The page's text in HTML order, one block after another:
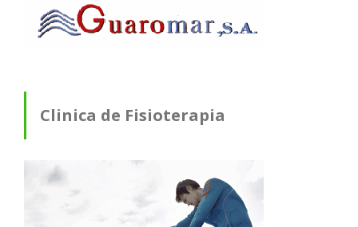
Clinica de Fisioterapia